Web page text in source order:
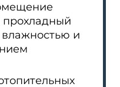
прохладный
и